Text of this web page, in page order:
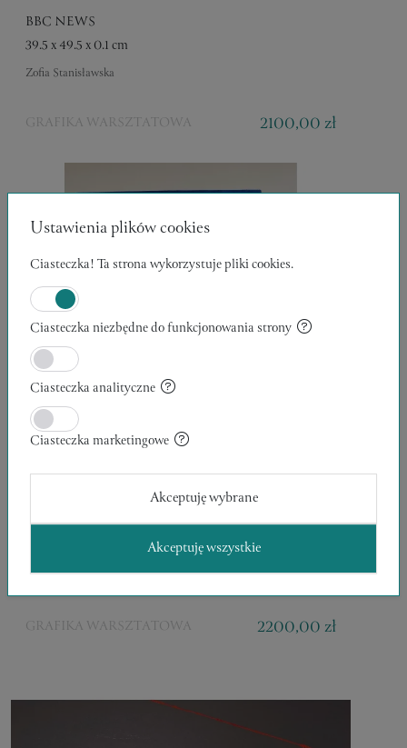
BBC NEWS
39.5 x 49.5 x 0.1 cm
Zofia Stanisławska
GRAFIKA WARSZTATOWA 2100,00 zł
CZŁOWIEK Z PIÓREM
Zofia Stanisławska
GRAFIKA WARSZTATOWA 2200,00 zł
Ustawienia plików cookies
Ciasteczka! Ta strona wykorzystuje pliki cookies.
Ciasteczka niezbędne do funkcjonowania strony
Ciasteczka analityczne
Ciasteczka marketingowe
Akceptuję wybrane
Akceptuję wszystkie